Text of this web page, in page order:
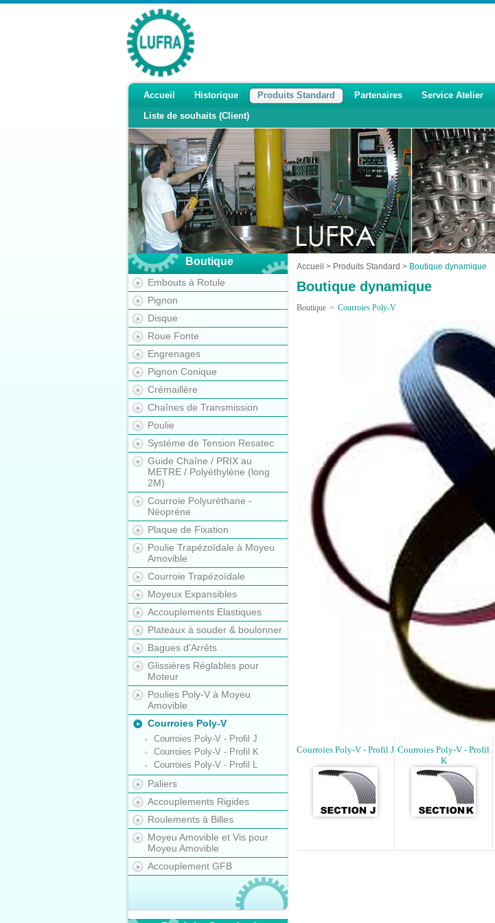
Accueil Historique Produits Standard Partenaires Service Atelier
Liste de souhaits (Client)
Boutique
Embouts à Rotule
Pignon
Disque
Roue Fonte
Engrenages
Pignon Conique
Crémaillère
Chaînes de Transmission
Poulie
Système de Tension Resatec
Guide Chaîne / PRIX au
METRE / Polyéthylène (long
2M)
Courroie Polyuréthane -
Néopréne
Plaque de Fixation
Poulie Trapézoïdale à Moyeu
Amovible
Courroie Trapézoïdale
Moyeux Expansibles
Accouplements Elastiques
Plateaux à souder & boulonner
Bagues d'Arrêts
Glissières Réglables pour
Moteur
Poulies Poly-V à Moyeu
Amovible
Courroies Poly-V
Courroies Poly-V - Profil J
Courroies Poly-V - Profil K
Courroies Poly-V - Profil L
Paliers
Accouplements Rigides
Roulements à Billes
Moyeu Amovible et Vis pour
Moyeu Amovible
Accouplement GFB
Accueil > Produits Standard > Boutique dynamique
Boutique dynamique
Boutique > Courroies Poly-V
Courroies Poly-V - Profil J Courroies Poly-V - Profil
K